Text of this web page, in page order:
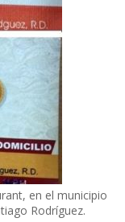
en el municipio
Rodríguez.